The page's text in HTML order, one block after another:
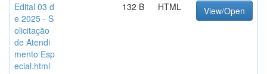
Edital 03 d
e 2025 - S
olicitação
de Atendi
mento Esp
ecial.html
132 B HTML View/Open